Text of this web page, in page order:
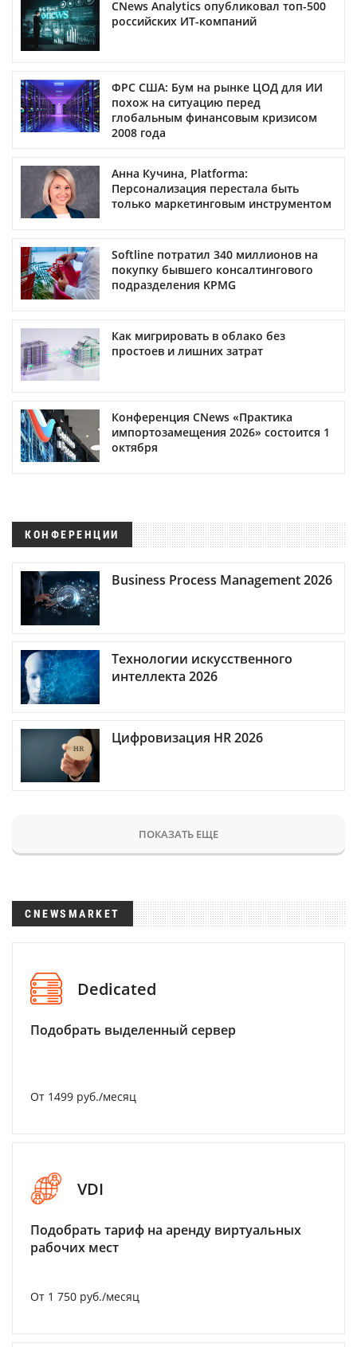
CNews Analytics опубликовал топ-500
российских ИТ-компаний
ФРС США: Бум на рынке ЦОД для ИИ
похож на ситуацию перед
глобальным финансовым кризисом
2008 года
Анна Кучина, Platforma:
Персонализация перестала быть
только маркетинговым инструментом
Softline потратил 340 миллионов на
покупку бывшего консалтингового
подразделения KPMG
Как мигрировать в облако без
простоев и лишних затрат
Конференция CNews «Практика
импортозамещения 2026» состоится 1
октября
КОНФЕРЕНЦИИ
Business Process Management 2026
Технологии искусственного
интеллекта 2026
Цифровизация HR 2026
ПОКАЗАТЬ ЕЩЕ
CNEWSMARKET
Dedicated
Подобрать выделенный сервер
От 1499 руб./месяц
VDI
Подобрать тариф на аренду виртуальных
рабочих мест
От 1 750 руб./месяц